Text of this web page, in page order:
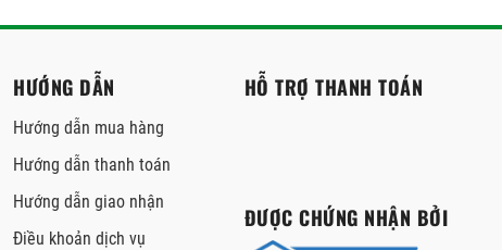
HƯỚNG DẪN
Hướng dẫn mua hàng
Hướng dẫn thanh toán
Hướng dẫn giao nhận
Điều khoản dịch vụ
HỖ TRỢ THANH TOÁN
ĐƯỢC CHỨNG NHẬN BỞI